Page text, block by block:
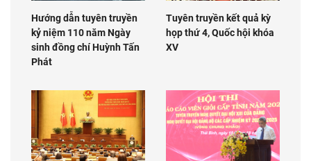
Hướng dẫn tuyên truyền
kỷ niệm 110 năm Ngày
sinh đồng chí Huỳnh Tấn
Phát
Tuyên truyền kết quả kỳ
họp thứ 4, Quốc hội khóa
XV